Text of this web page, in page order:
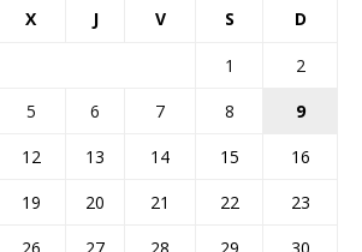
X J V S D
1
2
5 6 7 8
9
12 13 14 15
16
19 20 21 22
23